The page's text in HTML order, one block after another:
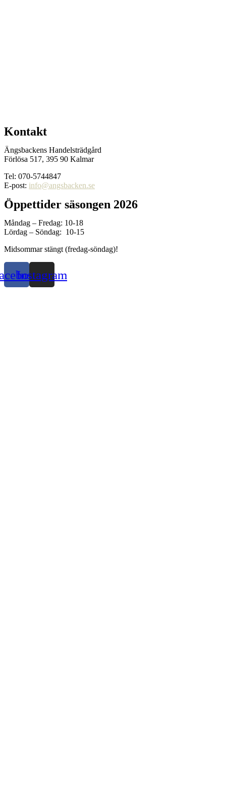
Kontakt
Ängsbackens Handelsträdgård
Förlösa 517, 395 90 Kalmar
Tel: 070-5744847
E-post: info@angsbacken.se
Öppettider säsongen 2026
Måndag – Fredag: 10-18
Lördag – Söndag: 10-15
Midsommar stängt (fredag-söndag)!
Instagram